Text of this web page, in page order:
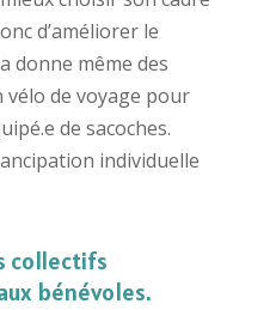
d’améliorer le
donne même des
vélo de voyage pour
de sacoches.
individuelle
collectifs
bénévoles.